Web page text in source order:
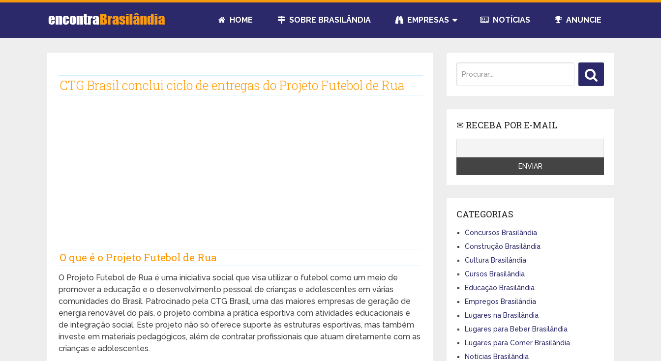
HOME SOBRE BRASILÂNDIA EMPRESAS NOTÍCIAS ANUNCIE
CTG Brasil conclui ciclo de entregas do Projeto Futebol de Rua
O que é o Projeto Futebol de Rua
O Projeto Futebol de Rua é uma iniciativa social que visa utilizar o futebol como um meio de
promover a educação e o desenvolvimento pessoal de crianças e adolescentes em várias
comunidades do Brasil. Patrocinado pela CTG Brasil, uma das maiores empresas de geração de
energia renovável do país, o projeto combina a prática esportiva com atividades educacionais e
de integração social. Este projeto não só oferece suporte às estruturas esportivas, mas também
investe em materiais pedagógicos, além de contratar profissionais que atuam diretamente com as
crianças e adolescentes.
✉ RECEBA POR E-MAIL
CATEGORIAS
Concursos Brasilândia
Construção Brasilândia
Cultura Brasilândia
Cursos Brasilândia
Educação Brasilândia
Empregos Brasilândia
Lugares na Brasilândia
Lugares para Beber Brasilândia
Lugares para Comer Brasilândia
Notícias Brasilândia